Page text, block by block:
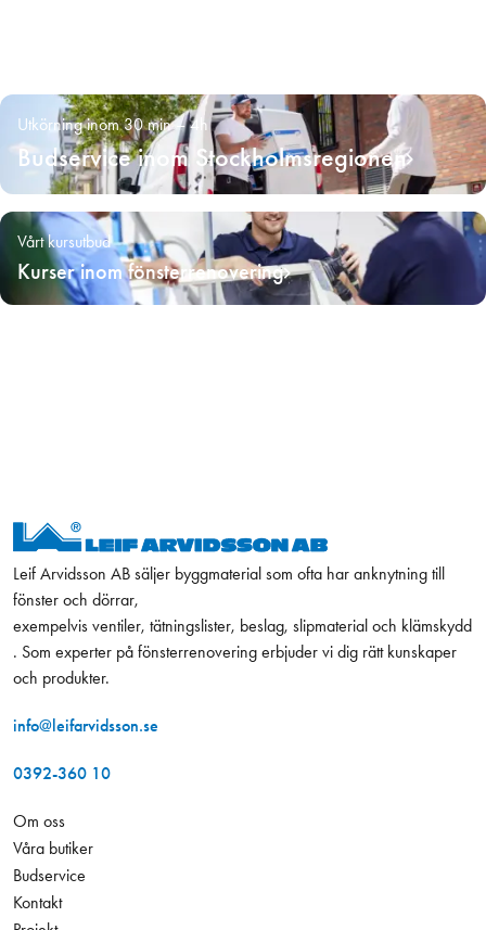
Utkörning inom 30 min – 4h
Budservice inom Stockholmsregionen
Vårt kursutbud
Kurser inom fönsterrenovering
Leif Arvidsson AB säljer byggmaterial som ofta har anknytning till
fönster och dörrar,
exempelvis ventiler, tätningslister, beslag, slipmaterial och klämskydd
. Som experter på fönsterrenovering erbjuder vi dig rätt kunskaper
och produkter.
info@leifarvidsson.se
0392-360 10
Om oss
Våra butiker
Budservice
Kontakt